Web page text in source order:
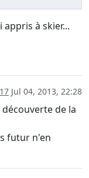
appris à skier...
Jul 04, 2013, 22:28
de la
futur n'en